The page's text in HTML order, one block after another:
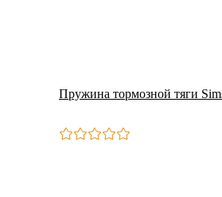
Пружина тормозной тяги